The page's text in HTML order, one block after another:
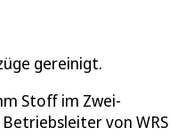
gereinigt.
Stoff im Zwei-
von WRS